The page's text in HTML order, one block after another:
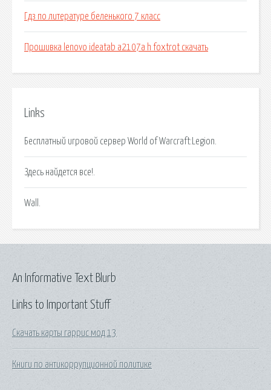
Гдз по литературе беленького 7 класс
Прошивка lenovo ideatab a2107a h foxtrot скачать
Links
Бесплатный игровой сервер World of Warcraft:Legion.
Здесь найдется все!.
Wall.
Links to Important Stuff
Скачать карты гаррис мод 13
Книги по антикоррупционной политике
An Informative Text Blurb